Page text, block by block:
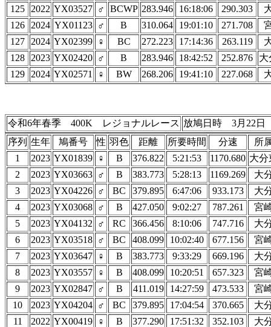
125
2022 YX03527 ♂ BCWP 283.946 16:18:06 290.303
126
2024 YX01123 ♂ B 310.064 19:01:10 271.708
127
2024 YX02399 ♀ BC 272.223 17:14:36 263.119
128
2023 YX02420 ♂ B 283.946 18:42:52 252.876
大
129
2024 YX02571 ♀ BW 268.206 19:41:10 227.068
令和6年春季 400K レジョナルレース 放鳩日時 3月22日
序列 生年 鳩番号 性 羽色 距離 所要時間 分速
所
1
2023 YX01839 ♀ B 376.822 5:21:53 1170.680 大分
2
2023 YX03663 ♂ B 383.773 5:28:13 1169.269
大
3
2023 YX04226 ♂ BC 379.895 6:47:06 933.173
大
4
2023 YX03068 ♂ B 427.050 9:02:27 787.261
宮
5
2023 YX04132 ♂ RC 366.456 8:10:06 747.716
大
6
2023 YX03518 ♂ BC 408.099 10:02:40 677.156
宮
7
2023 YX03647 ♀ B 383.773 9:33:29 669.196
大
8
2023 YX03557 ♀ B 408.099 10:20:51 657.323
宮
9
2023 YX02847 ♂ B 411.019 14:27:59 473.533
宮
10
2023 YX04204 ♂ BC 379.895 17:04:54 370.665
大
11
2022 YX00419 ♀ B 377.290 17:51:32 352.103
大